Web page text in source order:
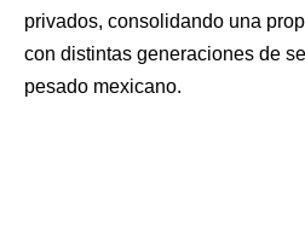
privados, consolidando una
con distintas generaciones de
pesado mexicano.